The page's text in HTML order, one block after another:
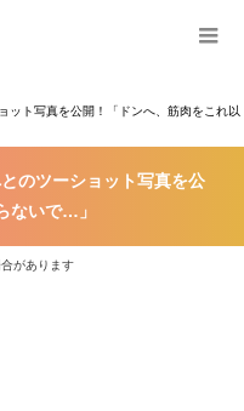
ット写真を公開！「ドンへ、筋肉をこれ以
のツーショット写真を公
ないで…」
があります